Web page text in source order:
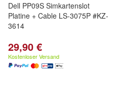
Dell PP09S Simkartenslot
Platine + Cable LS-3075P #KZ-
3614
29,90 €
Kostenloser Versand